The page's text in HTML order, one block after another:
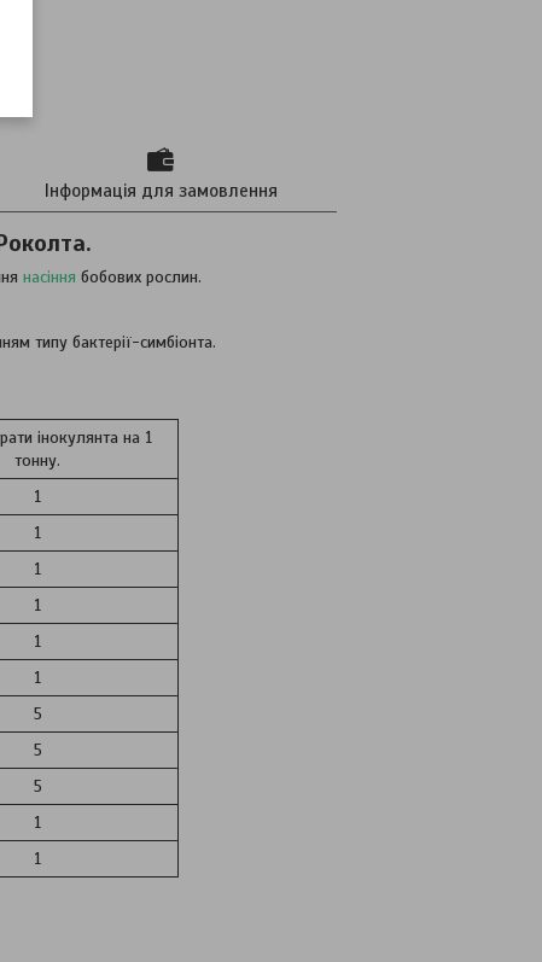
Інформація для замовлення
насіння бобових рослин.
типу бактерії-симбіонта.
інокулянта на 1
тонну.
1
1
1
1
1
1
5
5
5
1
1